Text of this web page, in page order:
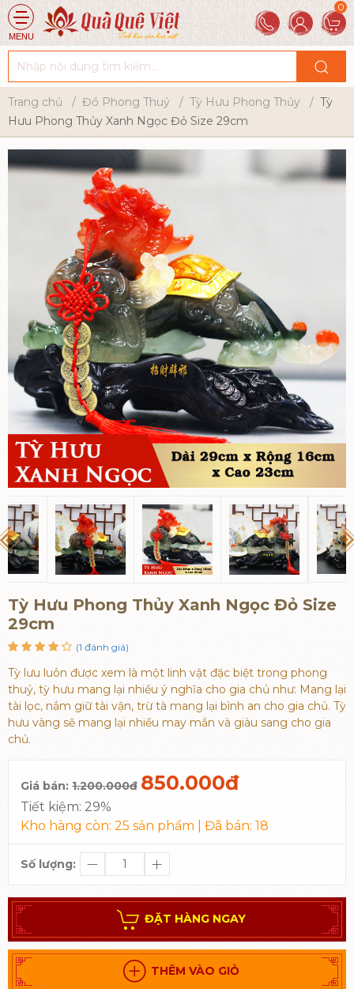
MENU
Trang chủ Đồ Phong Thuỷ Tỳ Hưu Phong Thủy
Tỳ
Hưu Phong Thủy Xanh Ngọc Đỏ Size 29cm
Tỳ Hưu Phong Thủy Xanh Ngọc Đỏ Size
29cm
(1 đánh giá)
Tỳ lưu luôn được xem là một linh vật đặc biệt trong phong
thuỷ, tỳ hưu mang lại nhiều ý nghĩa cho gia chủ như: Mang lại
tài lọc, nắm giữ tài vận, trừ tà mang lại bình an cho gia chủ. Tỳ
hưu vàng sẽ mang lại nhiều may mắn và giàu sang cho gia
chủ.
Giá bán: 1.200.000đ 850.000đ
Tiết kiệm: 29%
Kho hàng còn: 25 sản phẩm | Đã bán: 18
Số lượng:
ĐẶT HÀNG NGAY
THÊM VÀO GIỎ